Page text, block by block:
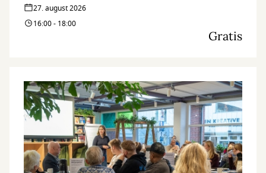
27. august 2026
16:00 - 18:00
Gratis